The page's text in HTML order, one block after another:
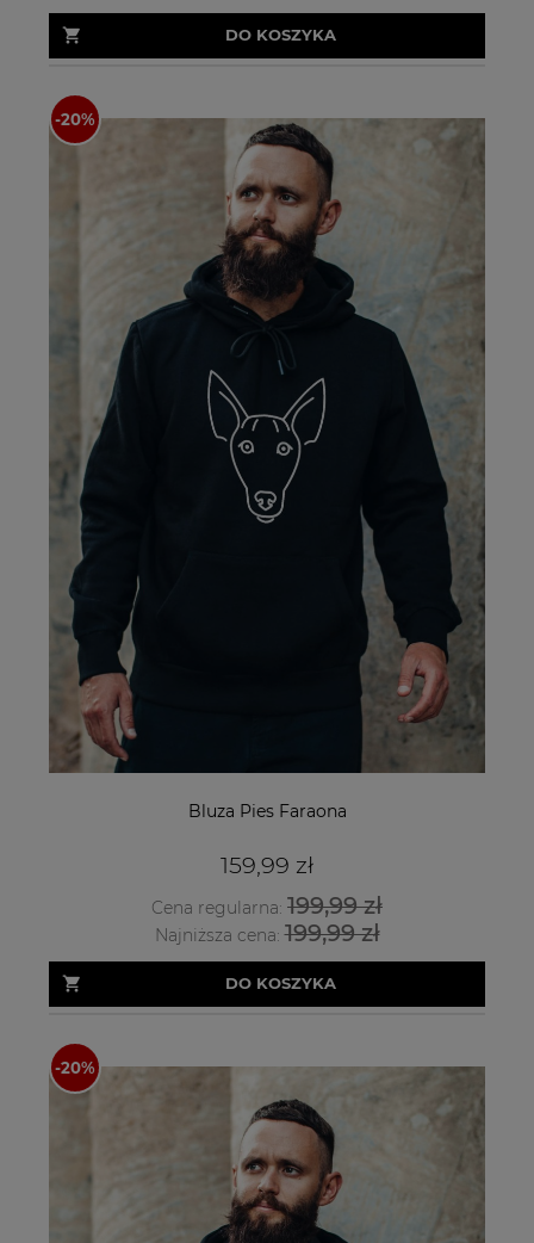
DO KOSZYKA
Bluza Pies Faraona
159,99 zł
Cena regularna: 199,99 zł
Najniższa cena:199,99 zł
DO KOSZYKA